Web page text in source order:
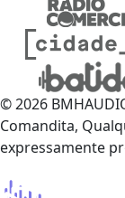
© 2026
Comandita,
expressamente